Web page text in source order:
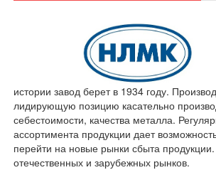
истории завод берет в 1934 году.
лидирующую позицию касательно
себестоимости, качества металла.
ассортимента продукции дает
перейти на новые рынки сбыта продукции.
отечественных и зарубежных рынков.